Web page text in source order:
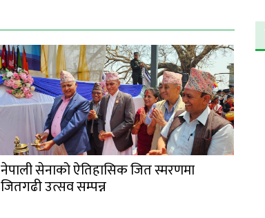
नेपाली सेनाको ऐतिहासिक जित स्मरणमा
जितगढी उत्सव सम्पन्न